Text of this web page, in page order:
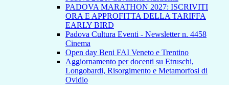
PADOVA MARATHON 2027: ISCRIVITI
ORA E APPROFITTA DELLA TARIFFA
EARLY BIRD
Padova Cultura Eventi - Newsletter n. 4458
Cinema
Open day Beni FAI Veneto e Trentino
Aggiornamento per docenti su Etruschi,
Longobardi, Risorgimento e Metamorfosi di
Ovidio